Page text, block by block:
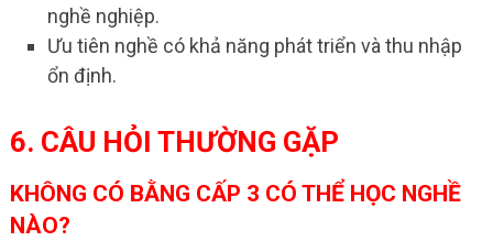
nghề nghiệp.
Ưu tiên nghề có khả năng phát triển và thu nhập
ổn định.
6. CÂU HỎI THƯỜNG GẶP
KHÔNG CÓ BẰNG CẤP 3 CÓ THỂ HỌC NGHỀ
NÀO?